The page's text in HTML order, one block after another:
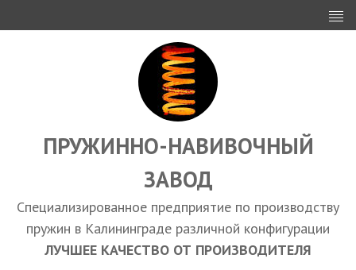
ИНВЕСТОРАМ
ПРОЕКТИРОВАНИЕ
ЭКСПОРТ
ЗАКУПКИ
КАЛЬКУЛЯТОР ПРУЖИН
Калининград
ПРУЖИННО-НАВИВОЧНЫЙ
ЗАВОД
Специализированное предприятие по производству
пружин в Калининграде различной конфигурации
ЛУЧШЕЕ КАЧЕСТВО ОТ ПРОИЗВОДИТЕЛЯ